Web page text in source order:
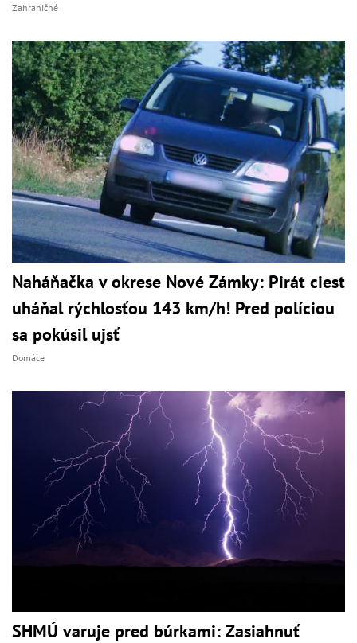
Zahraničné
Naháňačka v okrese Nové Zámky: Pirát ciest
uháňal rýchlosťou 143 km/h! Pred políciou
sa pokúsil ujsť
Domáce
SHMÚ varuje pred búrkami: Zasiahnuť